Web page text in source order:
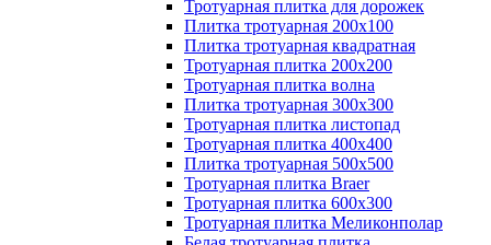
Тротуарная плитка для дорожек
Плитка тротуарная 200х100
Плитка тротуарная квадратная
Тротуарная плитка 200х200
Тротуарная плитка волна
Плитка тротуарная 300х300
Тротуарная плитка листопад
Тротуарная плитка 400х400
Плитка тротуарная 500x500
Тротуарная плитка Braer
Тротуарная плитка 600х300
Тротуарная плитка Меликонполар